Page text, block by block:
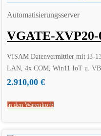
Automatisierungsserver
VGATE-XVP20-
VISAM Datenvermittler mit i3-
LAN, 4x COM, Win11 IoT u.
2.910,00 €
In den Warenkorb